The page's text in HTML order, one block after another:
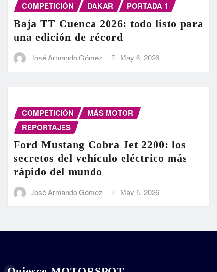
COMPETICIÓN DAKAR PORTADA 1
Baja TT Cuenca 2026: todo listo para
una edición de récord
José Armando Gómez May 6, 2026
COMPETICIÓN
MÁS MOTOR
REPORTAJES
Ford Mustang Cobra Jet 2200: los
secretos del vehículo eléctrico más
rápido del mundo
José Armando Gómez May 5, 2026